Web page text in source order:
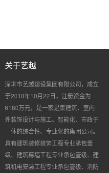
关于艺越
深圳市艺越建设集团有限公司，成立
于2010年10月22日，注册资金为
6180万元，是一家是集建筑、室内
外装饰设计与施工、智能化、市政于
一体的综合性、专业化的集团公司。
具有建筑装修装饰工程专业承包壹
级、建筑幕墙工程专业承包壹级、建
筑机电安装工程专业承包壹级、消防